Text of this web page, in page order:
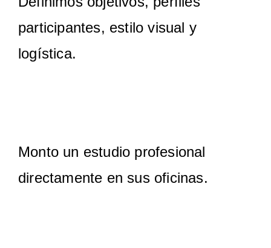
participantes, estilo visual y
logística.
Monto un estudio profesional
directamente en sus oficinas.